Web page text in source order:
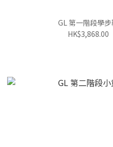
GL 第一階段學
HK$3,868.00